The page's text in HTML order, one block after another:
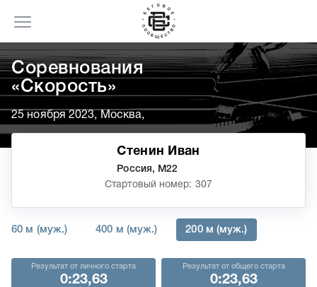
Соревнования
«Скорость»
25 ноября 2023, Москва,
Стенин Иван
Россия, М22
Стартовый номер: 307
60 м (муж.) 400 м (муж.) 200 м (муж.)
Результат от личного старта
0:23,63
Результат от общего старта
0:23,63